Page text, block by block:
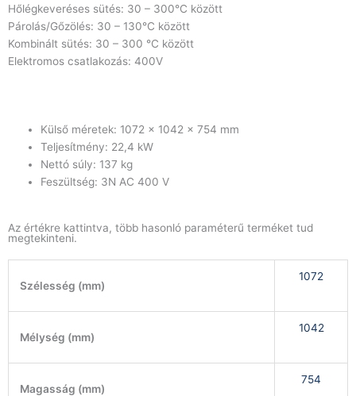
Hőlégkeveréses sütés: 30 – 300°C között
Párolás/Gőzölés: 30 – 130°C között
Kombinált sütés: 30 – 300 °C között
Elektromos csatlakozás: 400V
Külső méretek: 1072 x 1042 x 754 mm
Teljesítmény: 22,4 kW
Nettó súly: 137 kg
Feszültség: 3N AC 400 V
Az értékre kattintva, több hasonló paraméterű terméket tud
megtekinteni.
Szélesség (mm)
1072
Mélység (mm)
1042
Magasság (mm)
754